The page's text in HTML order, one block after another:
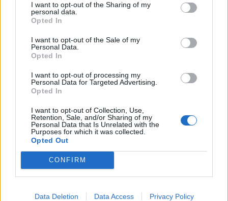
I want to opt-out of the Sharing of my
personal data.
Opted In
I want to opt-out of the Sale of my
Personal Data.
Opted In
I want to opt-out of processing my
Personal Data for Targeted Advertising.
Opted In
I want to opt-out of Collection, Use,
Retention, Sale, and/or Sharing of my
Personal Data that Is Unrelated with the
Purposes for which it was collected.
Opted Out
CONFIRM
Data Deletion Data Access Privacy Policy
Lekapcsolták a szaunákat a budapesti fürdőkben és más
módon is takarékoskodnak, viszont jegyáremelés nem
Ez a 7 megye lélegezhet fel elsőként a
kibírhatatlan kánikulából: 5 megyében tart ki
a legtovább a hőség, ahol még pénteken is